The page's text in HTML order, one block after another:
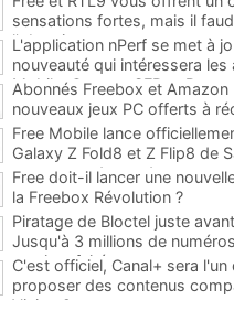
sensations fortes, mais il
l'obtenir
L'application nPerf se met à
nouveauté qui intéressera les
Mobile, Orange, SFR et
Abonnés Freebox et Amazon
nouveaux jeux PC offerts à
Free Mobile lance
Galaxy Z Fold8 et Z Flip8 de
promos et des cadeaux
Free doit-il lancer une
la Freebox Révolution ?
Piratage de Bloctel juste
Jusqu'à 3 millions de
auraient fuité
C'est officiel, Canal+ sera l'un
proposer des contenus
Vision 2